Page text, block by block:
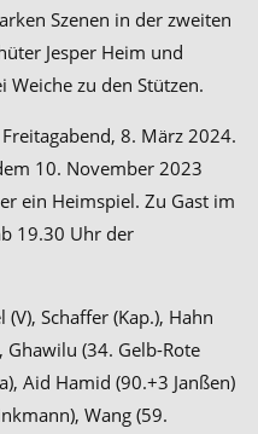
Szenen in der zweiten
Jesper Heim und
Weiche zu den Stützen.
8. März 2024.
10. November 2023
ein Heimspiel. Zu Gast im
19.30 Uhr der
Schaffer (Kap.), Hahn
(34. Gelb-Rote
Aid Hamid (90.+3 Janßen)
Wang (59.